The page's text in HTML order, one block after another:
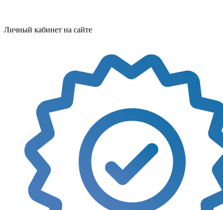
Личный кабинет на сайте